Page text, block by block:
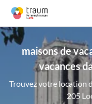
maisons de
vacances
Trouvez votre location
205